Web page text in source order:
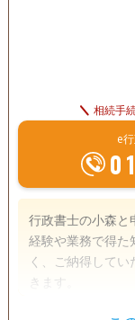
相続手
e
行政書士の小森と
経験や業務で得た
く、ご納得して
きます。